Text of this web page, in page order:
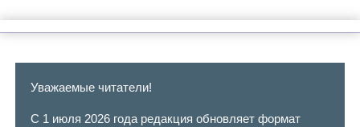
Уважаемые читатели!
С 1 июля 2026 года редакция обновляет формат